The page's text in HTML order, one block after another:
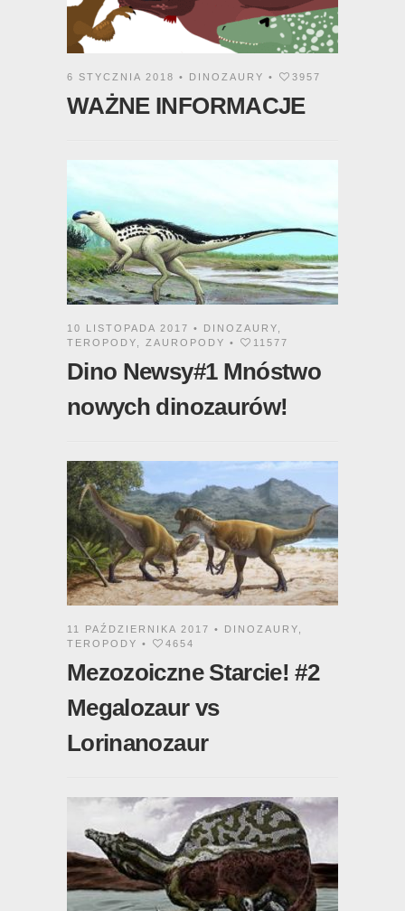
6 STYCZNIA 2018 • DINOZAURY • 3957
WAŻNE INFORMACJE
10 LISTOPADA 2017 • DINOZAURY,
TEROPODY, ZAUROPODY • 11577
Dino Newsy#1 Mnóstwo
nowych dinozaurów!
11 PAŹDZIERNIKA 2017 • DINOZAURY,
TEROPODY • 4654
Mezozoiczne Starcie! #2
Megalozaur vs
Lorinanozaur